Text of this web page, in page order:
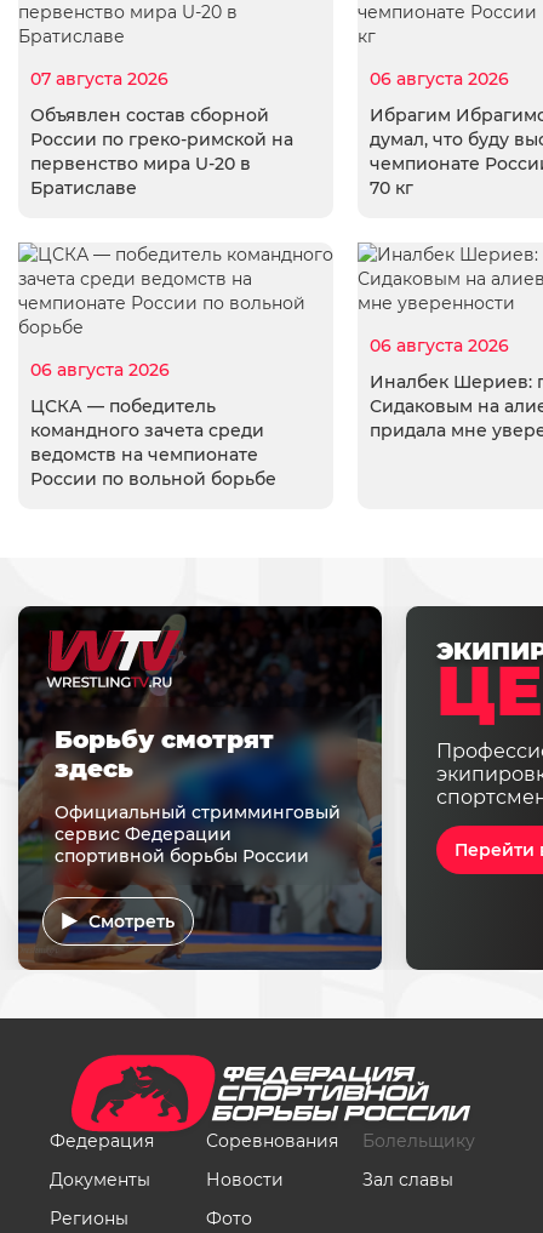
07 августа 2026
Объявлен состав сборной
России по греко-римской на
первенство мира U-20 в
Братиславе
06 августа 2026
Ибрагим
думал, что буду
чемпионате
70 кг
06 августа 2026
ЦСКА — победитель
командного зачета среди
ведомств на чемпионате
России по вольной борьбе
06 августа 2026
Иналбек Шериев:
Сидаковым на
придала мне
Перейти
Борьбу смотрят
здесь
Официальный стримминговый
сервис Федерации
спортивной борьбы России
Смотреть
Федерация
Документы
Регионы
Соревнования
Новости
Фото
Болельщику
Зал славы